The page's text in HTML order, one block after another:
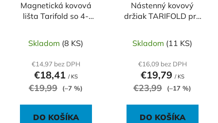
Magnetická kovová
lišta Tarifold so 4-
Skladom (8 KS)
€14,97 bez DPH
€18,41 / KS
€19,99 (–7 %)
DO KOŠÍKA
Nástenný kovový
držiak TARIFOLD pre
Skladom (11 KS)
€16,09 bez DPH
€19,79 / KS
€23,99 (–17 %)
DO KOŠÍKA